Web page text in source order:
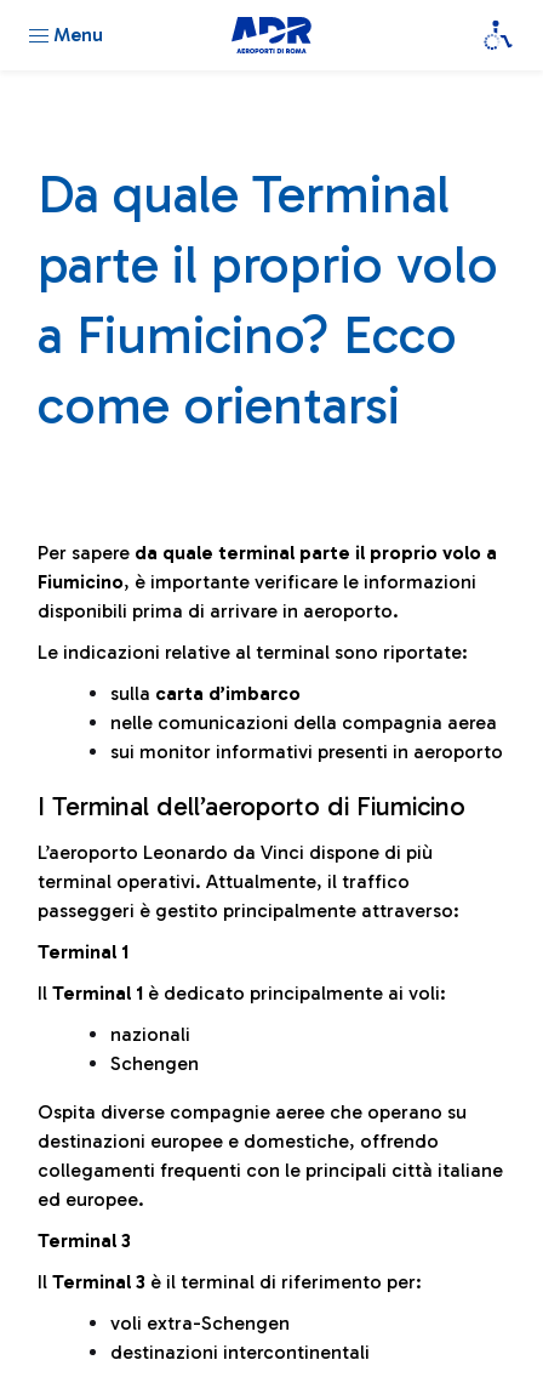
Menu
Da quale Terminal
parte il proprio volo
a Fiumicino? Ecco
come orientarsi
Per sapere da quale terminal parte il proprio volo a
Fiumicino, è importante verificare le informazioni
disponibili prima di arrivare in aeroporto.
Le indicazioni relative al terminal sono riportate:
sulla carta d’imbarco
nelle comunicazioni della compagnia aerea
sui monitor informativi presenti in aeroporto
I Terminal dell’aeroporto di Fiumicino
L’aeroporto Leonardo da Vinci dispone di più
terminal operativi. Attualmente, il traffico
passeggeri è gestito principalmente attraverso:
Terminal 1
Il Terminal 1 è dedicato principalmente ai voli:
nazionali
Schengen
Ospita diverse compagnie aeree che operano su
destinazioni europee e domestiche, offrendo
collegamenti frequenti con le principali città italiane
ed europee.
Terminal 3
Il Terminal 3 è il terminal di riferimento per:
voli extra-Schengen
destinazioni intercontinentali